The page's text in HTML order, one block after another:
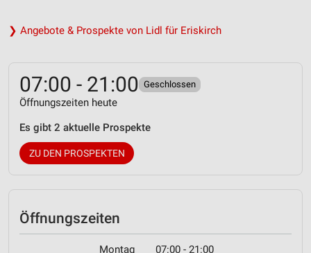
❯ Angebote & Prospekte von Lidl für Eriskirch
07:00 - 21:00 Geschlossen
Öffnungszeiten heute
Es gibt 2 aktuelle Prospekte
ZU DEN PROSPEKTEN
Öffnungszeiten
Montag 07:00 - 21:00